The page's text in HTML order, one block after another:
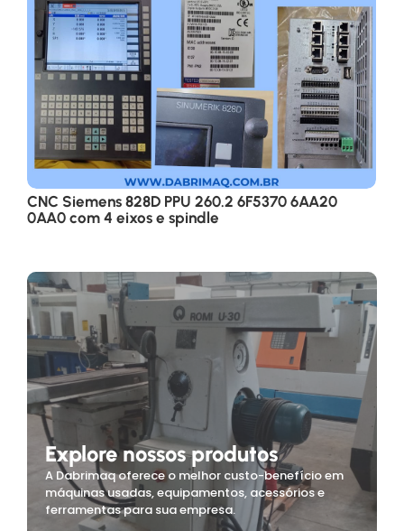
CNC Siemens 828D PPU 260.2 6F5370 6AA20
0AA0 com 4 eixos e spindle
Explore nossos produtos
A Dabrimaq oferece o melhor custo-benefício em
máquinas usadas, equipamentos, acessórios e
ferramentas para sua empresa.